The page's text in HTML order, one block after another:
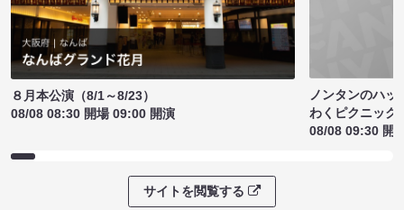
８月本公演（8/1～8/23）
08/08 08:30 開場 09:00 開演
ノンタンのハッ
わくピクニック
08/08 09:30 開
サイトを閲覧する